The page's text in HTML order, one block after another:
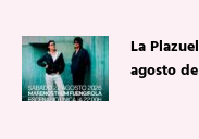
La
agosto